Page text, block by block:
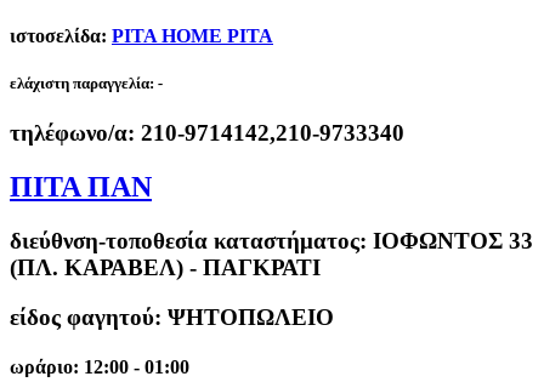
ιστοσελίδα: PITA HOME PITA
ελάχιστη παραγγελία: -
τηλέφωνο/α: 210-9714142,210-9733340
ΠΙΤΑ ΠΑΝ
διεύθνση-τοποθεσία καταστήματος: ΙΟΦΩΝΤΟΣ 33
(ΠΛ. ΚΑΡΑΒΕΛ) - ΠΑΓΚΡΑΤΙ
είδος φαγητού: ΨΗΤΟΠΩΛΕΙΟ
ωράριο: 12:00 - 01:00